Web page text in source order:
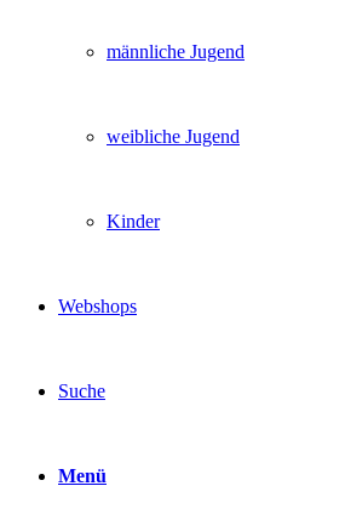
männliche Jugend
weibliche Jugend
Kinder
Webshops
Suche
Menü